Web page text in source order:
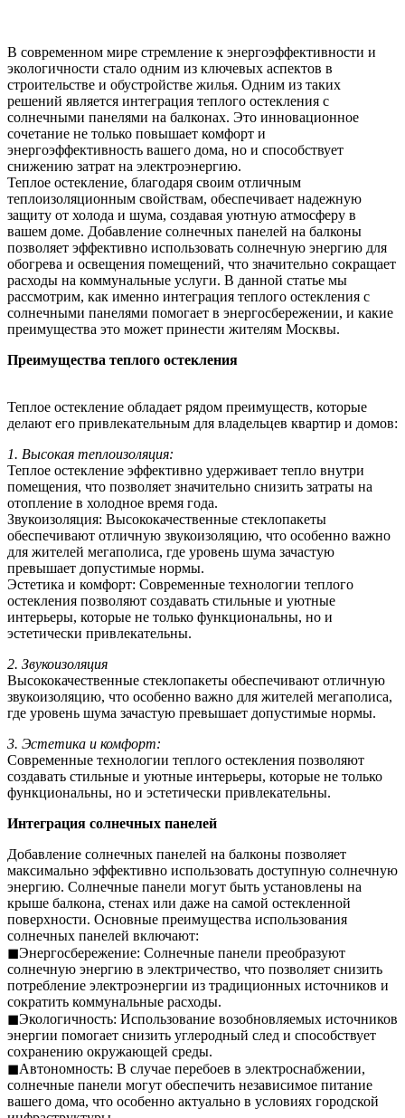
В современном мире стремление к энергоэффективности и
экологичности стало одним из ключевых аспектов в
строительстве и обустройстве жилья. Одним из таких
решений является интеграция теплого остекления с
солнечными панелями на балконах. Это инновационное
сочетание не только повышает комфорт и
энергоэффективность вашего дома, но и способствует
снижению затрат на электроэнергию.
Теплое остекление, благодаря своим отличным
теплоизоляционным свойствам, обеспечивает надежную
защиту от холода и шума, создавая уютную атмосферу в
вашем доме. Добавление солнечных панелей на балконы
позволяет эффективно использовать солнечную энергию для
обогрева и освещения помещений, что значительно сокращает
расходы на коммунальные услуги. В данной статье мы
рассмотрим, как именно интеграция теплого остекления с
солнечными панелями помогает в энергосбережении, и какие
преимущества это может принести жителям Москвы.
Преимущества теплого остекления
Теплое остекление обладает рядом преимуществ, которые
делают его привлекательным для владельцев квартир и домов:
1. Высокая теплоизоляция:
Теплое остекление эффективно удерживает тепло внутри
помещения, что позволяет значительно снизить затраты на
отопление в холодное время года.
Звукоизоляция: Высококачественные стеклопакеты
обеспечивают отличную звукоизоляцию, что особенно важно
для жителей мегаполиса, где уровень шума зачастую
превышает допустимые нормы.
Эстетика и комфорт: Современные технологии теплого
остекления позволяют создавать стильные и уютные
интерьеры, которые не только функциональны, но и
эстетически привлекательны.
2. Звукоизоляция
Высококачественные стеклопакеты обеспечивают отличную
звукоизоляцию, что особенно важно для жителей мегаполиса,
где уровень шума зачастую превышает допустимые нормы.
3. Эстетика и комфорт:
Современные технологии теплого остекления позволяют
создавать стильные и уютные интерьеры, которые не только
функциональны, но и эстетически привлекательны.
Интеграция солнечных панелей
Добавление солнечных панелей на балконы позволяет
максимально эффективно использовать доступную солнечную
энергию. Солнечные панели могут быть установлены на
крыше балкона, стенах или даже на самой остекленной
поверхности. Основные преимущества использования
солнечных панелей включают:
◼Энергосбережение: Солнечные панели преобразуют
солнечную энергию в электричество, что позволяет снизить
потребление электроэнергии из традиционных источников и
сократить коммунальные расходы.
◼Экологичность: Использование возобновляемых источников
энергии помогает снизить углеродный след и способствует
сохранению окружающей среды.
◼Автономность: В случае перебоев в электроснабжении,
солнечные панели могут обеспечить независимое питание
вашего дома, что особенно актуально в условиях городской